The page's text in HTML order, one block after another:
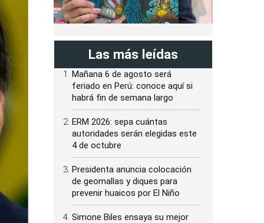
Las más leídas
Mañana 6 de agosto será
feriado en Perú: conoce aquí si
habrá fin de semana largo
ERM 2026: sepa cuántas
autoridades serán elegidas este
4 de octubre
Presidenta anuncia colocación
de geomallas y diques para
prevenir huaicos por El Niño
Simone Biles ensaya su mejor